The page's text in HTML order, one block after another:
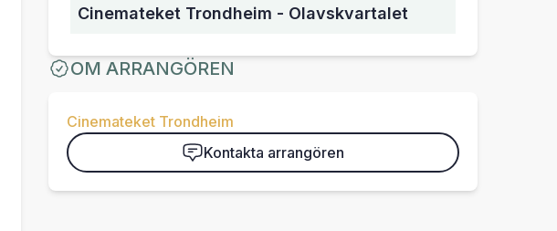
Cinemateket Trondheim - Olavskvartalet
OM ARRANGÖREN
Cinemateket Trondheim
Kontakta arrangören